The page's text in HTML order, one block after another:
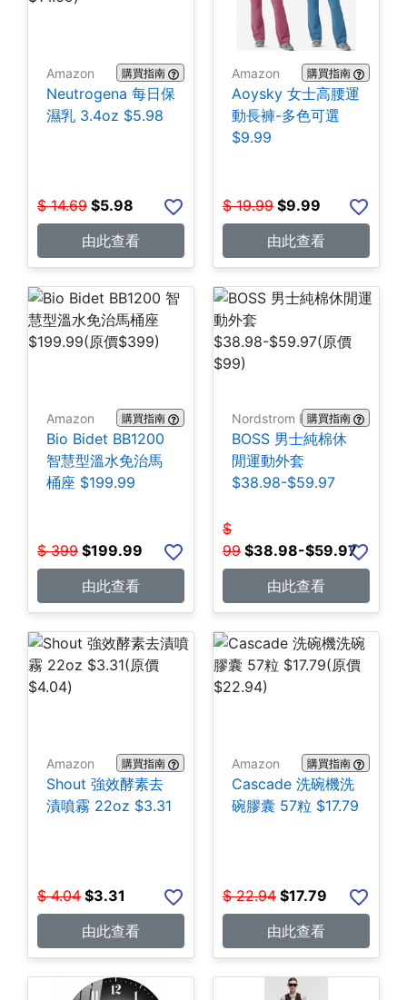
Amazon 購買指南
Neutrogena 每日保
濕乳 3.4oz $5.98
$ 14.69 $5.98
由此查看
Amazon 購買指南
Aoysky 女士高腰運
動長褲-多色可選
$9.99
$ 19.99 $9.99
由此查看
Amazon 購買指南
Bio Bidet BB1200
智慧型溫水免治馬
桶座 $199.99
$ 399 $199.99
由此查看
Nordstrom Rack購買指南
BOSS 男士純棉休
閒運動外套
$38.98-$59.97
$
99 $38.98-$59.97
由此查看
Amazon 購買指南
Shout 強效酵素去
漬噴霧 22oz $3.31
$ 4.04 $3.31
由此查看
Amazon 購買指南
Cascade 洗碗機洗
碗膠囊 57粒 $17.79
$ 22.94 $17.79
由此查看